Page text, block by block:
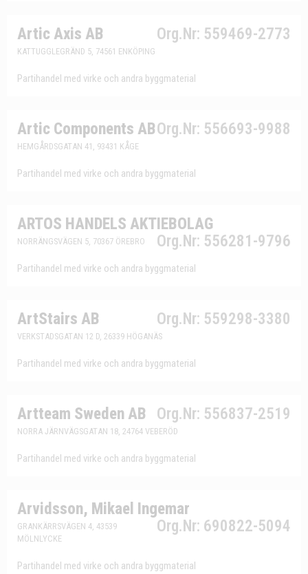
Artic Axis AB Org.Nr: 559469-2773
KATTUGGLEGRÄND 5, 74561 ENKÖPING
Partihandel med virke och andra byggmaterial
Artic Components ABOrg.Nr: 556693-9988
HEMGÅRDSGATAN 41, 93431 KÅGE
Partihandel med virke och andra byggmaterial
ARTOS HANDELS AKTIEBOLAG
Org.Nr: 556281-9796
NORRÄNGSVÄGEN 5, 70367 ÖREBRO
Partihandel med virke och andra byggmaterial
ArtStairs AB Org.Nr: 559298-3380
VERKSTADSGATAN 12 D, 26339 HÖGANÄS
Partihandel med virke och andra byggmaterial
Artteam Sweden AB Org.Nr: 556837-2519
NORRA JÄRNVÄGSGATAN 18, 24764 VEBERÖD
Partihandel med virke och andra byggmaterial
Arvidsson, Mikael Ingemar
Org.Nr: 690822-5094
GRANKÄRRSVÄGEN 4, 43539
MÖLNLYCKE
Partihandel med virke och andra byggmaterial